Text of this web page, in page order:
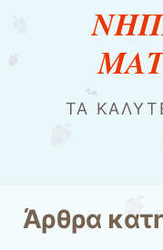
ΤΑ
Άρθρα